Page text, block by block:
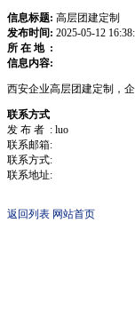
信息标题: 高层团建定制
发布时间: 2025-05-12
所 在 地 :
信息内容:
西安企业高层团建定制，
联系方式
发 布 者 : luo
联系邮箱:
联系方式:
联系地址:
返回列表 网站首页